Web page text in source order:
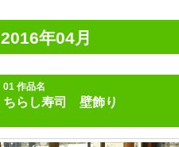
2016年04月
01 作品名
ちらし寿司 壁飾り